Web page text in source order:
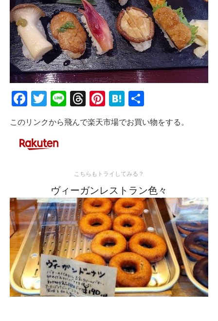
Facebook
Twitter
LineThreads
Pinterest
Hatena
有
このリンクから飛んで楽天市場でお買い物をする。
こちらもトライしてみる？
ヴィーガンレストラン色々